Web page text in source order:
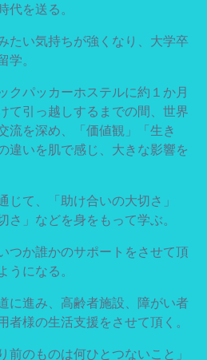
代を送る。
たい気持ちが強くなり、大学卒
学。
クパッカーホステルに約１か月
て引っ越しするまでの間、世界
流を深め、「価値観」「生き
違いを肌で感じ、大きな影響を
じて、「助け合いの大切さ」
さ」などを身をもって学ぶ。
つか誰かのサポートをさせて頂
うになる。
に進み、高齢者施設、障がい者
者様の生活支援をさせて頂く。
前のものは何ひとつないこと」